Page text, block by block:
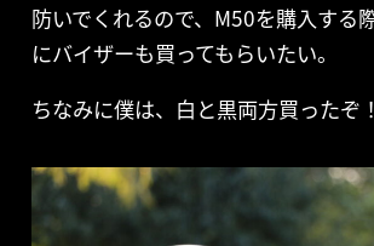
防いでくれるので、M50を購入する
にバイザーも買ってもらいたい。
ちなみに僕は、白と黒両方買ったぞ！